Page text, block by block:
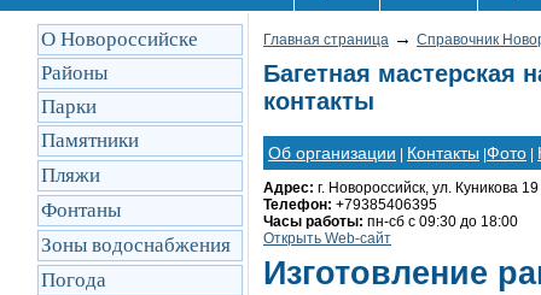
О Новороссийске
Районы
Парки
Памятники
Пляжи
Фонтаны
Зоны водоснабжения
Погода
Главная страница → Справочник
Багетная мастерская
контакты
Об организации Контакты Фото
Адрес: г. Новороссийск, ул. Куникова 19
Телефон: +79385406395
Часы работы: пн-сб с 09:30 до 18:00
Открыть Web-сайт
Изготовление